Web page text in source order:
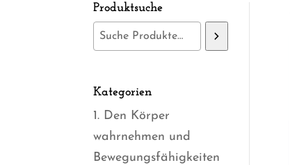
Produktsuche
Kategorien
1. Den Körper
wahrnehmen und
Bewegungsfähigkeiten